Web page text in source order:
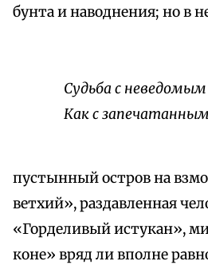
бунта и наводнения; но в
Судьба с
Как с
пустынный остров на
ветхий», раздавленная
«Горделивый истукан»,
коне» вряд ли вполне